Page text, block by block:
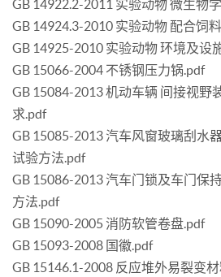
GB 14922.2-2011 实验动物 微生物
GB 14924.3-2010 实验动物 配合饲
GB 14925-2010 实验动物 环境及设
GB 15066-2004 不锈钢压力锅.pdf
GB 15084-2013 机动车辆 间接视野
求.pdf
GB 15085-2013 汽车风窗玻璃刮水
试验方法.pdf
GB 15086-2013 汽车门锁及车门保
方法.pdf
GB 15090-2005 消防软管卷盘.pdf
GB 15093-2008 国徽.pdf
GB 15146.1-2008 反应堆外易裂变